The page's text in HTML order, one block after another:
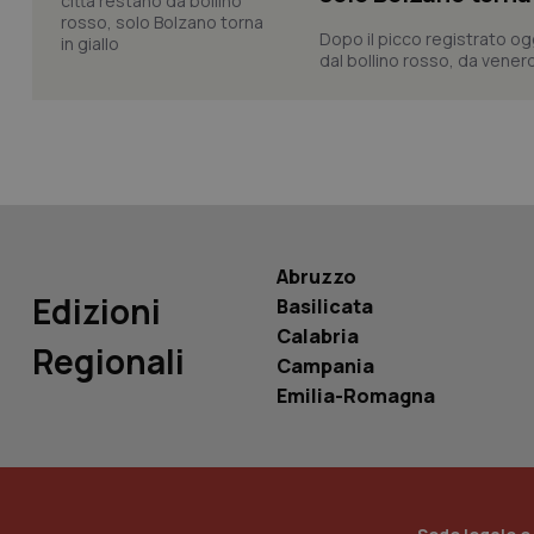
Dopo il picco registrato
dal bollino rosso, da
Edizioni
Regionali
Abruzzo
Basilicata
Calabria
Campania
Emilia-RomagnaVISITOR_INFO1_LIVE